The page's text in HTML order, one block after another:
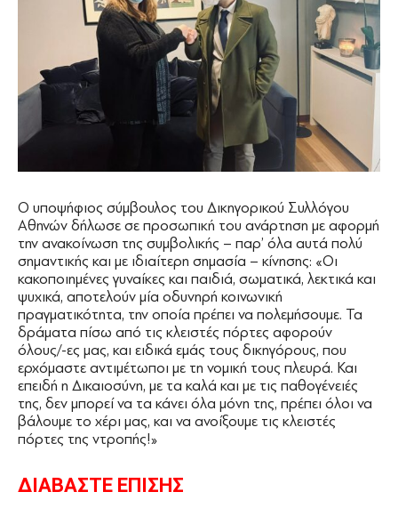
Ο υποψήφιος σύμβουλος του Δικηγορικού Συλλόγου
Αθηνών δήλωσε σε προσωπική του ανάρτηση με αφορμή
την ανακοίνωση της συμβολικής – παρ’ όλα αυτά πολύ
σημαντικής και με ιδιαίτερη σημασία – κίνησης: «Οι
κακοποιημένες γυναίκες και παιδιά, σωματικά, λεκτικά και
ψυχικά, αποτελούν μία οδυνηρή κοινωνική
πραγματικότητα, την οποία πρέπει να πολεμήσουμε. Τα
δράματα πίσω από τις κλειστές πόρτες αφορούν
όλους/-ες μας, και ειδικά εμάς τους δικηγόρους, που
ερχόμαστε αντιμέτωποι με τη νομική τους πλευρά. Και
επειδή η Δικαιοσύνη, με τα καλά και με τις παθογένειές
της, δεν μπορεί να τα κάνει όλα μόνη της, πρέπει όλοι να
βάλουμε το χέρι μας, και να ανοίξουμε τις κλειστές
πόρτες της ντροπής!»
ΔΙΑΒΑΣΤΕ ΕΠΙΣΗΣ